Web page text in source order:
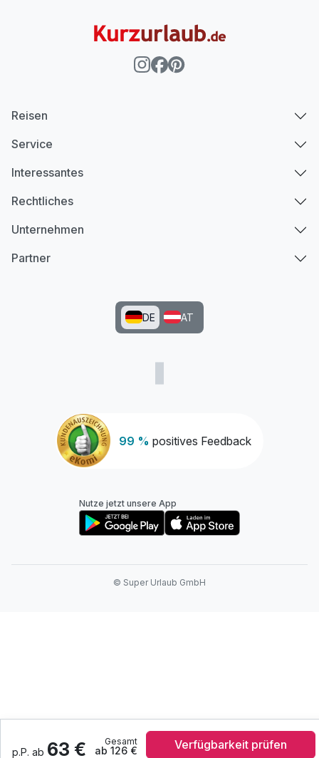
p.P. ab 63 € Gesamt
ab 126 € Verfügbarkeit prüfen
99 % positives Feedback
Reisen
Service
Interessantes
Rechtliches
Unternehmen
Partner
DE AT
Nutze jetzt unsere App
© Super Urlaub GmbH